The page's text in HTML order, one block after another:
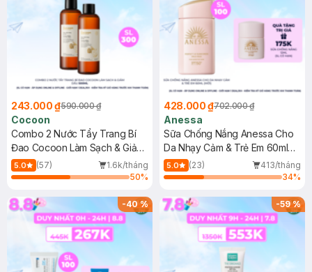
243.000 ₫590.000 ₫
Cocoon
Combo 2 Nước Tẩy Trang Bí
Đao Cocoon Làm Sạch & Giảm
Dầu 500ml
5.0 (57)
1.6k/tháng
50%
428.000 ₫702.000 ₫
Anessa
Sữa Chống Nắng Anessa Cho
Da Nhạy Cảm & Trẻ Em 60ml
(Mới)
5.0 (23)
413/tháng
34%
-40% -59%